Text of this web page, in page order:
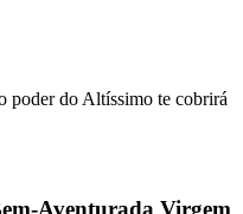
poder do Altíssimo te cobrirá
Aventurada Virgem